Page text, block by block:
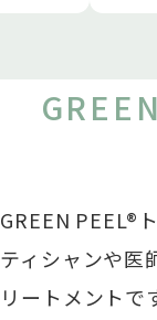
GREEN PEEL®
ティシャンや医
リートメントで